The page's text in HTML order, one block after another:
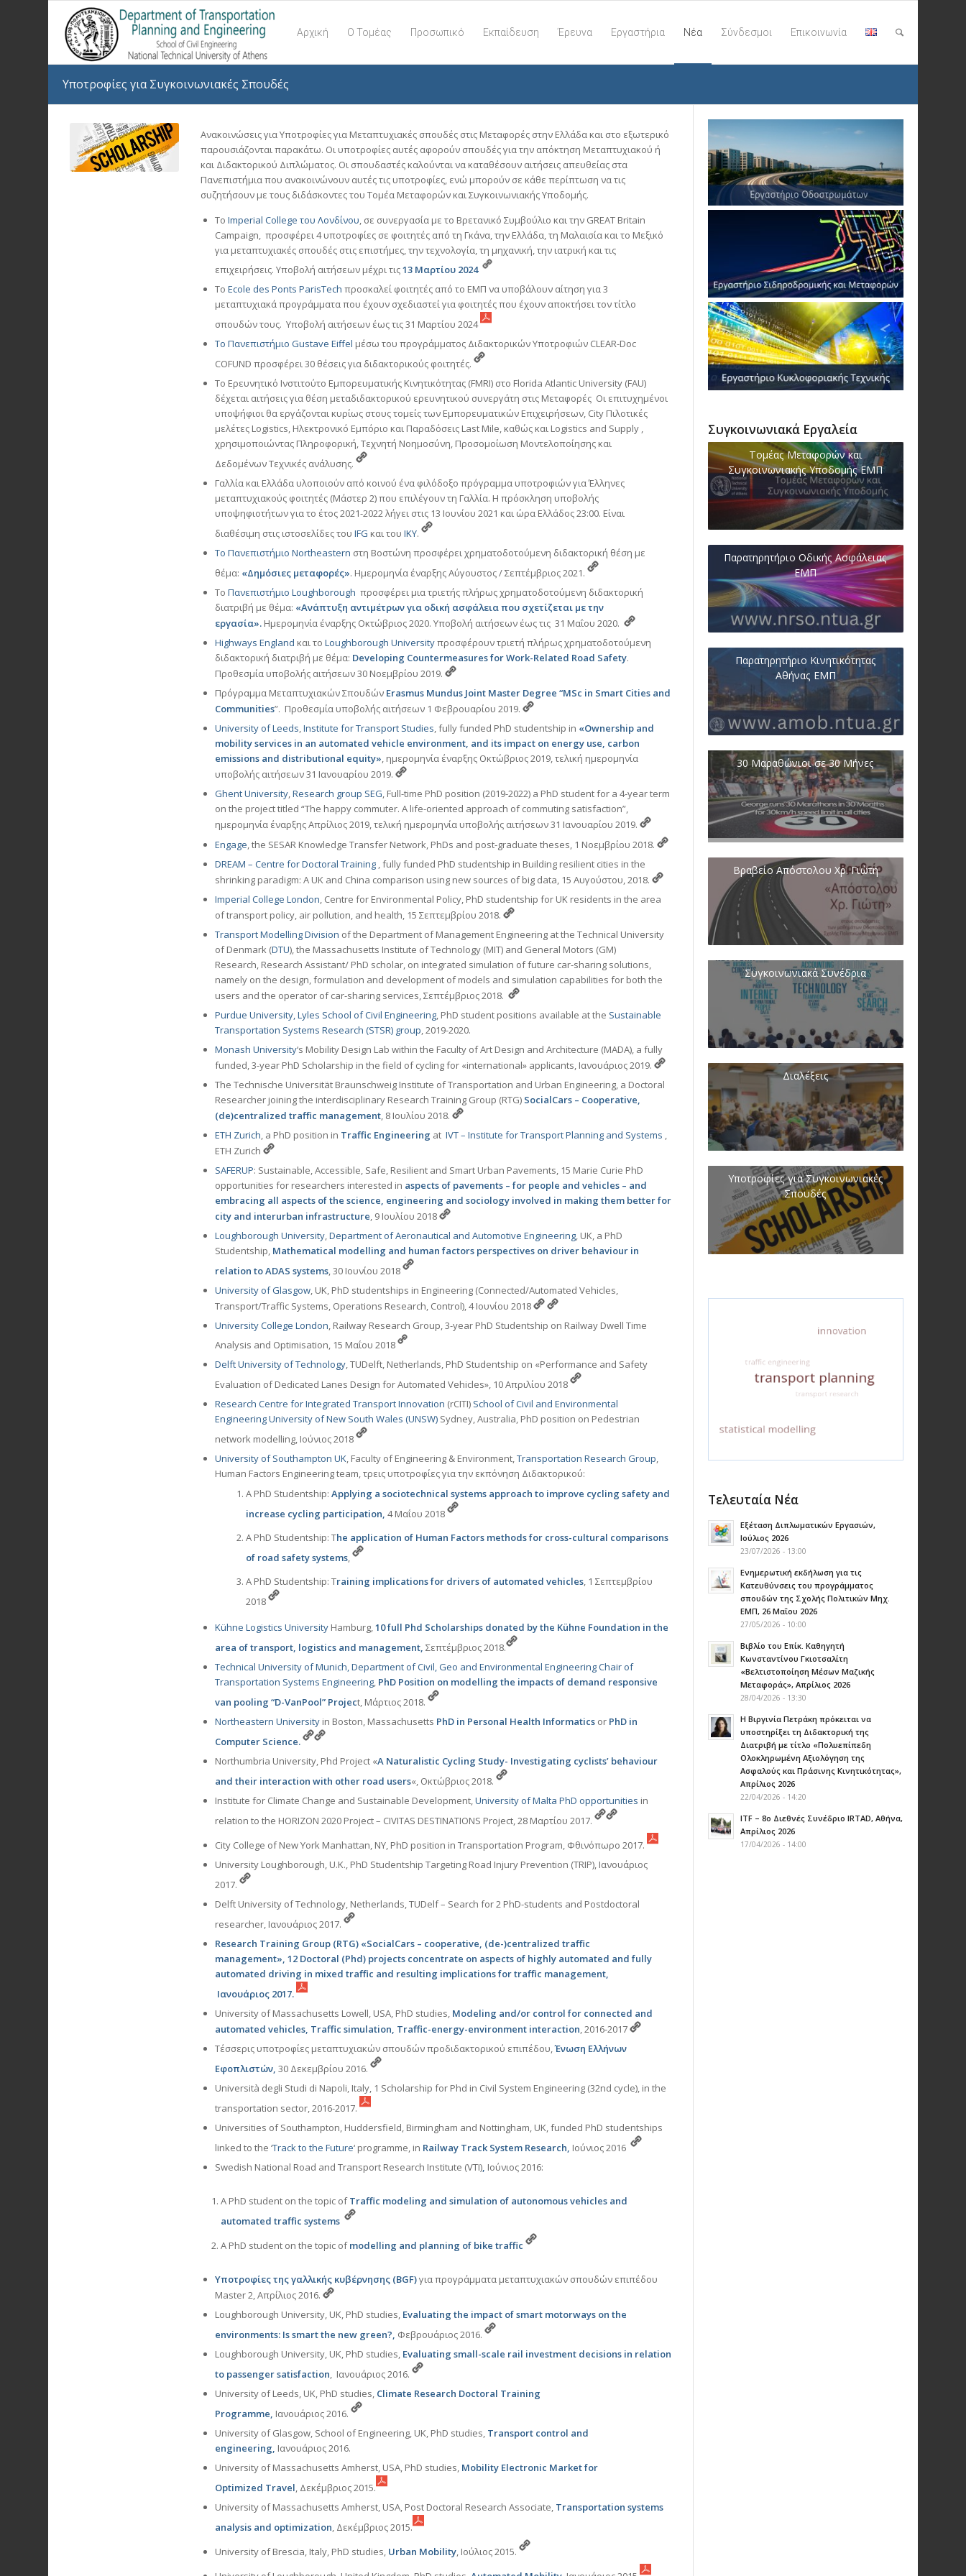
Αρχική Ο Τομέας Προσωπικό Εκπαίδευση Έρευνα Εργαστήρια Νέα Σύνδεσμοι Επικοινωνία
Υποτροφίες για Συγκοινωνιακές Σπουδές
Ανακοινώσεις για Υποτροφίες για Μεταπτυχιακές σπουδές στις Μεταφορές στην Ελλάδα και στο εξωτερικό
παρουσιάζονται παρακάτω. Οι υποτροφίες αυτές αφορούν σπουδές για την απόκτηση Μεταπτυχιακού ή
και Διδακτορικού Διπλώματος. Οι σπουδαστές καλούνται να καταθέσουν αιτήσεις απευθείας στα
Πανεπιστήμια που ανακοινώνουν αυτές τις υποτροφίες, ενώ μπορούν σε κάθε περίπτωση να τις
συζητήσουν με τους διδάσκοντες του Τομέα Μεταφορών και Συγκοινωνιακής Υποδομής.
Το Imperial College του Λονδίνου, σε συνεργασία με το Βρετανικό Συμβούλιο και την GREAT Britain
Campaign, προσφέρει 4 υποτροφίες σε φοιτητές από τη Γκάνα, την Ελλάδα, τη Μαλαισία και το Μεξικό
για μεταπτυχιακές σπουδές στις επιστήμες, την τεχνολογία, τη μηχανική, την ιατρική και τις
επιχειρήσεις. Υποβολή αιτήσεων μέχρι τις13 Μαρτίου 2024
Το Ecole des Ponts ParisTech προσκαλεί φοιτητές από το ΕΜΠ να υποβάλουν αίτηση για 3
μεταπτυχιακά προγράμματα που έχουν σχεδιαστεί για φοιτητές που έχουν αποκτήσει τον τίτλο
σπουδών τους. Υποβολή αιτήσεων έως τις 31 Μαρτίου 2024
To Πανεπιστήμιο Gustave Eiffel μέσω του προγράμματος Διδακτορικών Υποτροφιών CLEAR-Doc
COFUND προσφέρει 30 θέσεις για διδακτορικούς φοιτητές.
Το Ερευνητικό Ινστιτούτο Εμπορευματικής Κινητικότητας (FMRI) στο Florida Atlantic University (FAU)
δέχεται αιτήσειςγια θέση μεταδιδακτορικού ερευνητικού συνεργάτη στις Μεταφορές Οι επιτυχημένοι
υποψήφιοι θα εργάζονται κυρίως στους τομείς των Εμπορευματικών Επιχειρήσεων, City Πιλοτικές
μελέτες Logistics, Ηλεκτρονικό Εμπόριο και Παραδόσεις Last Mile, καθώς και Logistics and Supply ,
χρησιμοποιώντας Πληροφορική, Τεχνητή Νοημοσύνη, Προσομοίωση Μοντελοποίησης και
ΔεδομένωνΤεχνικές ανάλυσης.
Γαλλία και Ελλάδα υλοποιούν από κοινού ένα φιλόδοξο πρόγραμμα υποτροφιών για Έλληνες
μεταπτυχιακούς φοιτητές (Mάστερ 2) που επιλέγουν τη Γαλλία. Η πρόσκληση υποβολής
υποψηφιοτήτων για το έτος 2021-2022 λήγει στις 13 Ιουνίου 2021 και ώρα Ελλάδος 23:00. Είναι
διαθέσιμη στις ιστοσελίδες του IFG και του IKY.
Το Πανεπιστήμιο Northeastern στη Βοστώνη προσφέρει χρηματοδοτούμενη διδακτορική θέση με
θέμα: «Δημόσιες μεταφορές». Ημερομηνία έναρξης Αύγουστος / Σεπτέμβριος 2021.
Το Πανεπιστήμιο Loughborough προσφέρει μια τριετής πλήρως χρηματοδοτούμενη διδακτορική
διατριβή με θέμα: «Ανάπτυξη αντιμέτρων για οδική ασφάλεια που σχετίζεται με την
εργασία». Ημερομηνία έναρξης Οκτώβριος 2020. Υποβολή αιτήσεων έως τις 31 Μαΐου 2020.
Highways England και το Loughborough Universityπροσφέρουν τριετή πλήρως χρηματοδοτούμενη
διδακτορική διατριβή με θέμα: Developing Countermeasures for Work-Related Road Safety.
Προθεσμία υποβολής αιτήσεων 30 Nοεμβρίου 2019.
Πρόγραμμα Μεταπτυχιακών Σπουδών Erasmus Mundus Joint Master Degree “MSc in Smart Cities and
Communities”. Προθεσμία υποβολής αιτήσεων 1 Φεβρουαρίου 2019.
University of Leeds,Institute for Transport Studies, fully funded PhD studentship in «Ownership and
mobility services in an automated vehicle environment, and its impact on energy use, carbon
emissions and distributional equity», ημερομηνία έναρξης Οκτώβριος 2019, τελική ημερομηνία
υποβολής αιτήσεων 31 Ιανουαρίου 2019.
Ghent University,Research group SEG, Full-time PhD position (2019-2022) a PhD student for a 4-year term
on the project titled “The happy commuter. A life-oriented approach of commuting satisfaction”,
ημερομηνία έναρξης Απρίλιος 2019, τελική ημερομηνία υποβολής αιτήσεων 31 Ιανουαρίου 2019.
Engage, the SESAR Knowledge Transfer Network, PhDs and post-graduate theses, 1 Nοεμβρίου 2018.
DREAM – Centre for Doctoral Training, fully funded PhD studentship in Building resilient cities in the
shrinking paradigm: A UK and China comparison using new sources of big data, 15 Aυγούστου, 2018.
Imperial College London, Centre for Environmental Policy, PhD studentship for UK residents in the area
of transport policy, air pollution, and health, 15 Σεπτεμβρίου 2018.
Transport Modelling Division of the Department of Management Engineering at the Technical University
of Denmark (DTU), the Massachusetts Institute of Technology (MIT) and General Motors (GM)
Research, Research Assistant/ PhD scholar, on integrated simulation of future car-sharing solutions,
namely on the design, formulation and development of models and simulation capabilities for both the
users and the operator of car-sharing services, Σεπτέμβριος 2018.
Purdue University, Lyles School of Civil Engineering, PhD student positions available at the Sustainable
Transportation Systems Research (STSR) group, 2019-2020.
Monash University‘s Mobility Design Lab within the Faculty of Art Design and Architecture (MADA), a fully
funded, 3-year PhD Scholarship in the field of cycling for «international» applicants, Ιανουάριος 2019.
The Technische Universität Braunschweig Institute of Transportation and Urban Engineering, a Doctoral
Researcher joining the interdisciplinary Research Training Group (RTG) SocialCars – Cooperative,
(de)centralized traffic management, 8 Ιουλίου 2018.
ETH Zurich, a PhD position in Traffic Engineering at IVT – Institute for Transport Planning and Systems ,
ETH Zurich
SAFERUP: Sustainable, Accessible, Safe, Resilient and Smart Urban Pavements, 15 Marie Curie PhD
opportunities for researchers interested in aspects of pavements – for people and vehicles – and
embracing all aspects of the science, engineering and sociology involved in making them better for
city and interurban infrastructure, 9 Ιουλίου 2018
Loughborough University,Department of Aeronautical and Automotive Engineering, UK, a PhD
Studentship, Mathematical modelling and human factors perspectives on driver behaviour in
relation to ADAS systems, 30 Ioυνίου 2018
University of Glasgow, UK, PhD studentships in Engineering (Connected/Automated Vehicles,
Transport/Traffic Systems, Operations Research, Control), 4 Ιουνίου 2018
University College London, Railway Research Group, 3-year PhD Studentship on Railway Dwell Time
Analysis and Optimisation, 15 Μαΐου 2018
Delft University of Technology, TUDelft, Netherlands, PhD Studentship on «Performance and Safety
Evaluation of Dedicated Lanes Design for Automated Vehicles», 10 Απριλίου 2018
Research Centre for Integrated Transport Innovation (rCITI) School of Civil and Environmental
Engineering University of New South Wales (UNSW)Sydney, Australia, PhD position on Pedestrian
network modelling, Ιούνιος 2018
University of Southampton UK, Faculty of Engineering & Environment,Transportation Research Group,
Human Factors Engineering team, τρεις υποτροφίες για την εκπόνηση Διδακτορικού:
A PhD Studentship: Applying a sociotechnical systems approach to improve cycling safety and
increase cycling participation, 4 Μαΐου 2018
A PhD Studentship: The application of Human Factors methods for cross-cultural comparisons
of road safety systems,
A PhD Studentship: Training implications for drivers of automated vehicles, 1 Σεπτεμβρίου
2018
Kühne Logistics UniversityHamburg,10 full Phd Scholarships donated by the Kühne Foundation in the
area of transport, logistics and management, Σεπτέμβριος 2018.
Technical University of Munich, Department of Civil, Geo and Environmental Engineering Chair of
Transportation Systems Engineering, PhD Position on modelling the impacts of demand responsive
van pooling “D-VanPool” Project, Μάρτιος 2018.
Northeastern Universityin Boston, Massachusetts PhD in Personal Health Informaticsor PhD in
Computer Science.
Northumbria University, Phd Project «A Naturalistic Cycling Study- Investigating cyclists’ behaviour
and their interaction with other road users«, Οκτώβριος 2018.
Institute for Climate Change and Sustainable Development,University of Malta PhD opportunities in
relation to the HORIZON 2020 Project – CIVITAS DESTINATIONS Project, 28 Μαρτίου 2017.
City College of New York Manhattan, NY, PhD position in Transportation Program, Φθινόπωρο 2017.
University Loughborough, U.K., PhD Studentship Targeting Road Injury Prevention (TRIP), Ιανουάριος
2017.
Delft University of Technology, Netherlands, TUDelf – Search for 2 PhD-students and Postdoctoral
researcher, Ιανουάριος 2017.
Research Training Group (RTG) «SocialCars – cooperative, (de-)centralized traffic
management», 12 Doctoral (Phd) projects concentrate on aspects of highly automated and fully
automated driving in mixed traffic and resulting implications for traffic management,
Ιανουάριος 2017.
University of Massachusetts Lowell, USA, PhD studies, Modeling and/or control for connected and
automated vehicles, Traffic simulation, Traffic-energy-environment interaction, 2016-2017
Τέσσερις υποτροφίες μεταπτυχιακών σπουδών προδιδακτορικού επιπέδου,Ένωση Ελλήνων
Εφοπλιστών, 30 Δεκεμβρίου 2016.
Università degli Studi di Napoli, Italy, 1 Scholarship for Phd in Civil System Engineering (32nd cycle), in the
transportation sector, 2016-2017.
Universities of Southampton, Huddersfield, Birmingham and Nottingham, UK, funded PhD studentships
linked to the ‘Track to the Future‘ programme, in Railway Track System Research, Ιούνιος 2016
Swedish National Road and Transport Research Institute (VTI), Ιούνιος 2016:
A PhD student on the topic ofTraffic modeling and simulation of autonomous vehicles and
automated traffic systems
A PhD student on the topic ofmodelling and planning of bike traffic
Υποτροφίες της γαλλικής κυβέρνησης (BGF)για προγράμματα μεταπτυχιακών σπουδών επιπέδου
Μaster 2, Απρίλιος 2016.
Loughborough University, UK, PhD studies, Evaluating the impact of smart motorways on the
environments: Is smart the new green?, Φεβρουάριος 2016.
Loughborough University, UK, PhD studies, Evaluating small-scale rail investment decisions in relation
to passenger satisfaction, Ιανουάριος 2016.
University of Leeds, UK, PhD studies, Climate Research Doctoral Training
Programme, Ιανουάριος 2016.
University of Glasgow, School of Engineering, UK, PhD studies, Transport control and
engineering, Ιανουάριος 2016.
University of Massachusetts Amherst, USA, PhD studies, Mobility Electronic Market for
Optimized Travel, Δεκέμβριος 2015.
University of Massachusetts Amherst, USA, Post Doctoral Research Associate, Transportation systems
analysis and optimization, Δεκέμβριος 2015.
University of Brescia, Italy, PhD studies, Urban Mobility, Ιούλιος 2015.
Συγκοινωνιακά Εργαλεία
Τομέας Μεταφορών και
Συγκοινωνιακής Υποδομής ΕΜΠ
Παρατηρητήριο Οδικής Ασφάλειας
ΕΜΠ
Παρατηρητήριο Κινητικότητας
Αθήνας ΕΜΠ
30 Μαραθώνιοι σε 30 Μήνες
Βραβείο Απόστολου Χρ. Γιώτη
Συγκοινωνιακά Συνέδρια
Διαλέξεις
Υποτροφίες για Συγκοινωνιακές
Σπουδές
Τελευταία Νέα
Εξέταση Διπλωματικών Εργασιών,
Ιούλιος 2026
23/07/2026 - 13:00
Ενημερωτική εκδήλωση για τις
Κατευθύνσεις του προγράμματος
σπουδών της Σχολής Πολιτικών Μηχ.
ΕΜΠ, 26 Μαΐου 2026
27/05/2026 - 10:00
Βιβλίο του Επίκ. Καθηγητή
Κωνσταντίνου Γκιοτσαλίτη
«Βελτιστοποίηση Μέσων Μαζικής
Μεταφοράς», Απρίλιος 2026
28/04/2026 - 13:30
Η Βιργινία Πετράκη πρόκειται να
υποστηρίξει τη Διδακτορική της
Διατριβή με τίτλο «Πολυεπίπεδη
Ολοκληρωμένη Αξιολόγηση της
Ασφαλούς και Πράσινης Κινητικότητας»,
Aπρίλιος 2026
22/04/2026 - 14:20
ITF – 8ο Διεθνές Συνέδριο IRTAD, Αθήνα,
Απρίλιος 2026
17/04/2026 - 14:00